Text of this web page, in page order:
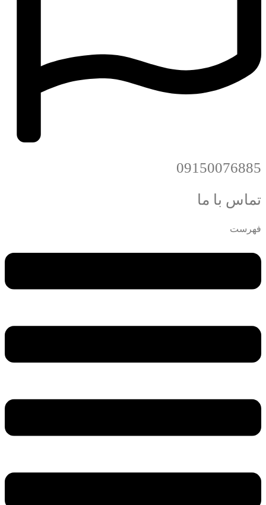
09150076885
تماس با ما
فهرست